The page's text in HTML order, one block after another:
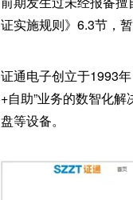
证实施规则》6.3节，
证通电子创立于1993
+自助”业务的数智化
盘等设备。